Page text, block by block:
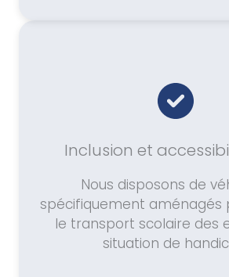
Inclusion et
Nous disposons de
spécifiquement aménagés
le transport scolaire des
situation de